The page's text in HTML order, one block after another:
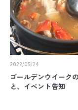
2022/05/24
ゴールデンウイーク
と、イベント告知